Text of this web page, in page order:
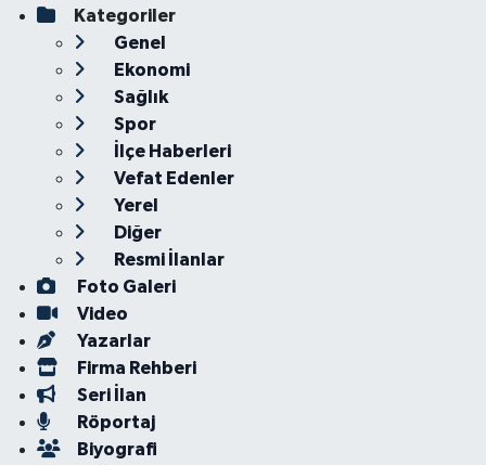
Kategoriler
Genel
Ekonomi
Sağlık
Spor
İlçe Haberleri
Vefat Edenler
Yerel
Diğer
Resmi İlanlar
Foto Galeri
Video
Yazarlar
Firma Rehberi
Seri İlan
Röportaj
Biyografi